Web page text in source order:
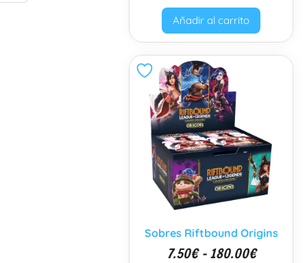
Añadir al carrito
Sobres Riftbound Origins
7.50€ - 180.00€